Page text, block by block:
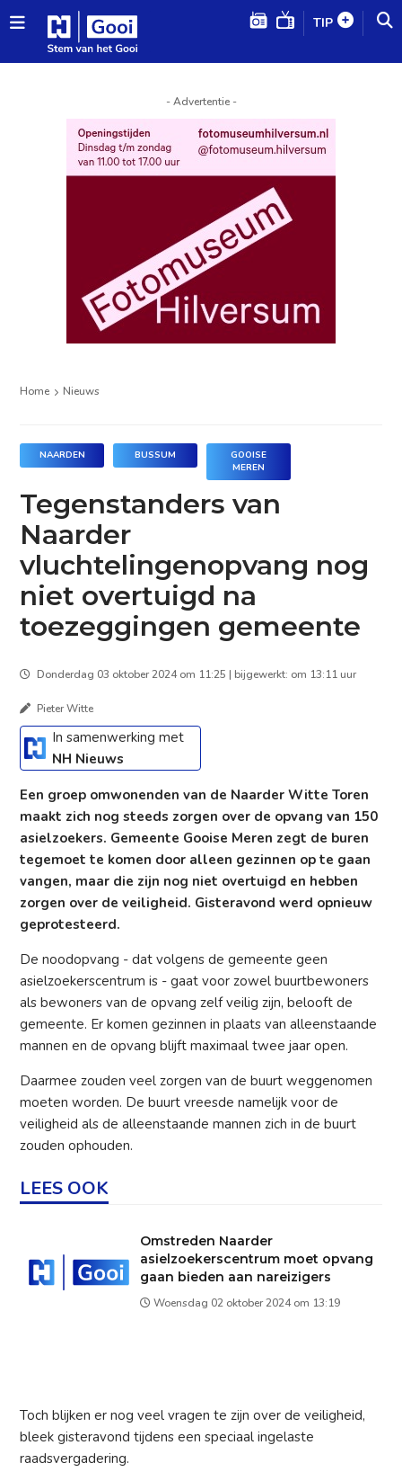
TIP
- Advertentie -
Home Nieuws
NAARDEN BUSSUM
GOOISE
MEREN
Tegenstanders van
Naarder
vluchtelingenopvang nog
niet overtuigd na
toezeggingen gemeente
Donderdag 03 oktober 2024 om 11:25 | bijgewerkt: om 13:11 uur
Pieter Witte
In samenwerking met
NH Nieuws
Een groep omwonenden van de Naarder Witte Toren
maakt zich nog steeds zorgen over de opvang van 150
asielzoekers. Gemeente Gooise Meren zegt de buren
tegemoet te komen door alleen gezinnen op te gaan
vangen, maar die zijn nog niet overtuigd en hebben
zorgen over de veiligheid. Gisteravond werd opnieuw
geprotesteerd.
De noodopvang - dat volgens de gemeente geen
asielzoekerscentrum is - gaat voor zowel buurtbewoners
als bewoners van de opvang zelf veilig zijn, belooft de
gemeente. Er komen gezinnen in plaats van alleenstaande
mannen en de opvang blijft maximaal twee jaar open.
Daarmee zouden veel zorgen van de buurt weggenomen
moeten worden. De buurt vreesde namelijk voor de
veiligheid als de alleenstaande mannen zich in de buurt
zouden ophouden.
LEES OOK
Omstreden Naarder
asielzoekerscentrum moet opvang
gaan bieden aan nareizigers
Woensdag 02 oktober 2024 om 13:19
Toch blijken er nog veel vragen te zijn over de veiligheid,
bleek gisteravond tijdens een speciaal ingelaste
raadsvergadering.